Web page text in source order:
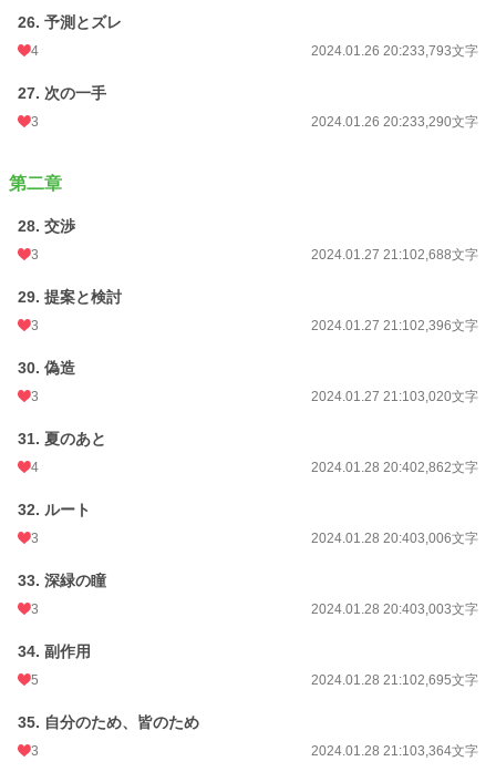
26. 予測とズレ
4 2024.01.26 20:233,793文字
27. 次の一手
3 2024.01.26 20:233,290文字
第二章
28. 交渉
3 2024.01.27 21:102,688文字
29. 提案と検討
3 2024.01.27 21:102,396文字
30. 偽造
3 2024.01.27 21:103,020文字
31. 夏のあと
4 2024.01.28 20:402,862文字
32. ルート
3 2024.01.28 20:403,006文字
33. 深緑の瞳
3 2024.01.28 20:403,003文字
34. 副作用
5 2024.01.28 21:102,695文字
35. 自分のため、皆のため
3 2024.01.28 21:103,364文字